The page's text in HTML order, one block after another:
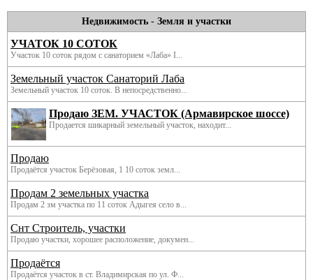
Недвижимость - Земля и участки
УЧАТОК 10 СОТОК
Участок 10 соток рядом с санаторием «Лаба» I...
Земельный участок Санаторий Лаба
Земельный участок 10 соток. В непосредственно...
Продаю ЗЕМ. УЧАСТОК (Армавирское шоссе)
Продается шикарный земельный участок, находит...
Продаю
Продаётся участок Берёзовая, 1 10 соток земл...
Продам 2 земельных участка
Продам 2 зм участка по 11 соток Адыгея село в...
Снт Строитель, участки
Продаю участки, хорошее расположение, докумен...
Продаётся
Продаётся участок в ст. Владимирская по ул. Ф...